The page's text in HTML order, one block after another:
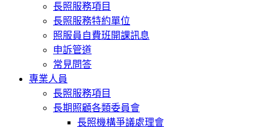
長照服務項目
長照服務特約單位
照服員自費班開課訊息
申訴管道
常見問答
專業人員
長照服務項目
長期照顧各類委員會
長照機構爭議處理會